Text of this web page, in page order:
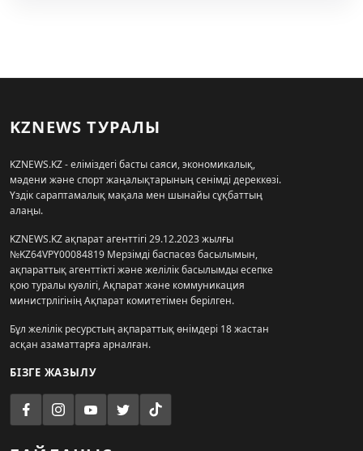
KZNEWS ТУРАЛЫ
KZNEWS.KZ - еліміздегі басты саяси, экономикалық,
мәдени және спорт жаңалықтарының сенімді дереккөзі.
Үздік сараптамалық мақала мен шынайы сұқбаттың
алаңы.
KZNEWS.KZ ақпарат агенттігі 29.12.2023 жылғы
№KZ64VPY00084819 Мерзімді баспасөз басылымын,
ақпараттық агенттікті және желілік басылымды есепке
қою туралы куәлігі, Ақпарат және коммуникация
министрлігінің Ақпарат комитетімен берілген.
Бұл желілік ресурстың ақпараттық өнімдері 18 жастан
асқан азаматтарға арналған.
БІЗГЕ ЖАЗЫЛУ